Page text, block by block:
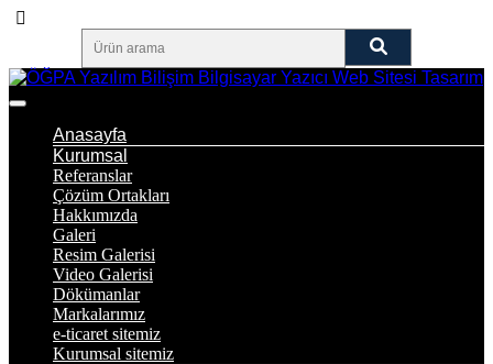
Anasayfa
Kurumsal
Referanslar
Çözüm Ortakları
Hakkımızda
Galeri
Resim Galerisi
Video Galerisi
Dökümanlar
Markalarımız
e-ticaret sitemiz
Kurumsal sitemiz